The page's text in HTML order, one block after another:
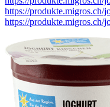
https://produkte.migros.ch/
https://produkte.migros.ch/